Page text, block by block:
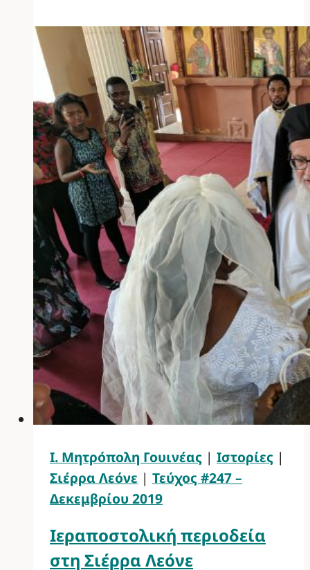
Ι. Μητρόπολη Γουινέας | Ιστορίες |
Σιέρρα Λεόνε | Τεύχος #247 –
Δεκεμβρίου 2019
Ιεραποστολική περιοδεία
στη Σιέρρα Λεόνε